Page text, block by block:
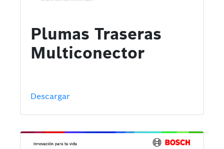
Plumas Traseras
Multiconector
Descargar